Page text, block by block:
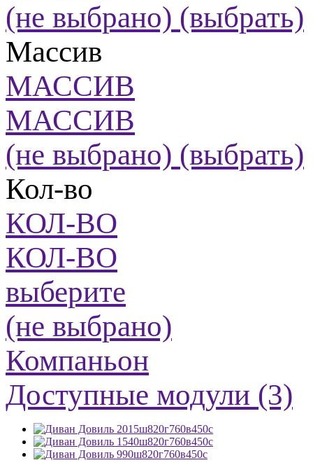
(не выбрано) (выбрать)
Массив
МАССИВ
МАССИВ
(не выбрано) (выбрать)
Кол-во
КОЛ-ВО
КОЛ-ВО
выберите
(не выбрано)
Компаньон
Доступные модули (3)
2015ш820г760в450с
1540ш820г760в450с
990ш820г760в450с